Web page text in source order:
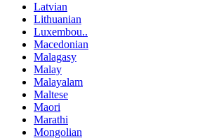
Latvian
Lithuanian
Luxembou..
Macedonian
Malagasy
Malay
Malayalam
Maltese
Maori
Marathi
Mongolian